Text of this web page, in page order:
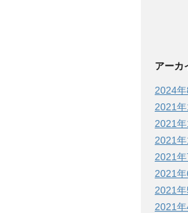
アーカ
2024年
2021年
2021年
2021年
2021年
2021年
2021年
2021年